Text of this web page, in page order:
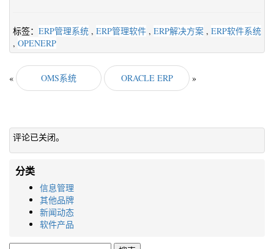
标签： ERP管理系统 , ERP管理软件 , ERP解决方案 , ERP软件系统
, OPENERP
« OMS系统 ORACLE ERP »
评论已关闭。
分类
信息管理
其他品牌
新闻动态
软件产品